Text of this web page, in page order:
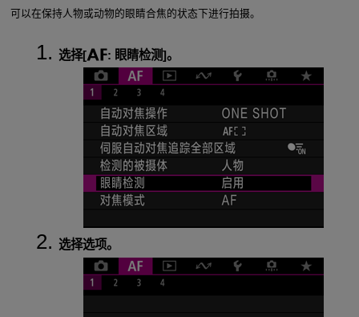
可以在保持人物或动物的眼睛合焦的状态下进行拍摄。
选择[ : 眼睛检测]。
选择选项。